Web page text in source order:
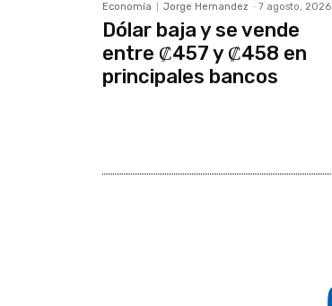
Economía Jorge Hernandez - 7 agosto, 2026
Dólar baja y se vende
entre ₡457 y ₡458 en
principales bancos